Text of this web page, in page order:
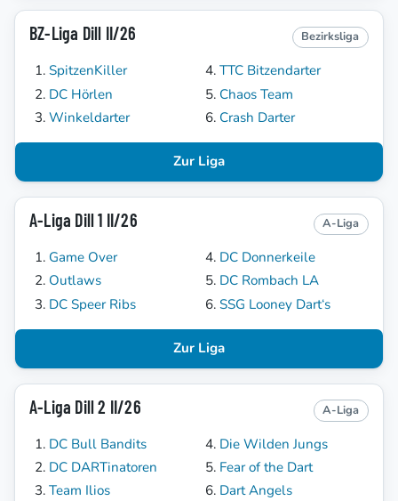
BZ-Liga Dill II/26 Bezirksliga
SpitzenKiller
DC Hörlen
Winkeldarter
TTC Bitzendarter
Chaos Team
Crash Darter
Zur Liga
A-Liga Dill 1 II/26 A-Liga
Game Over
Outlaws
DC Speer Ribs
DC Donnerkeile
DC Rombach LA
SSG Looney Dart‘s
Zur Liga
A-Liga Dill 2 II/26 A-Liga
DC Bull Bandits
DC DARTinatoren
Team Ilios
Die Wilden Jungs
Fear of the Dart
Dart Angels